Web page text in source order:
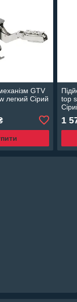
GTV
легкий Сірий
top
1